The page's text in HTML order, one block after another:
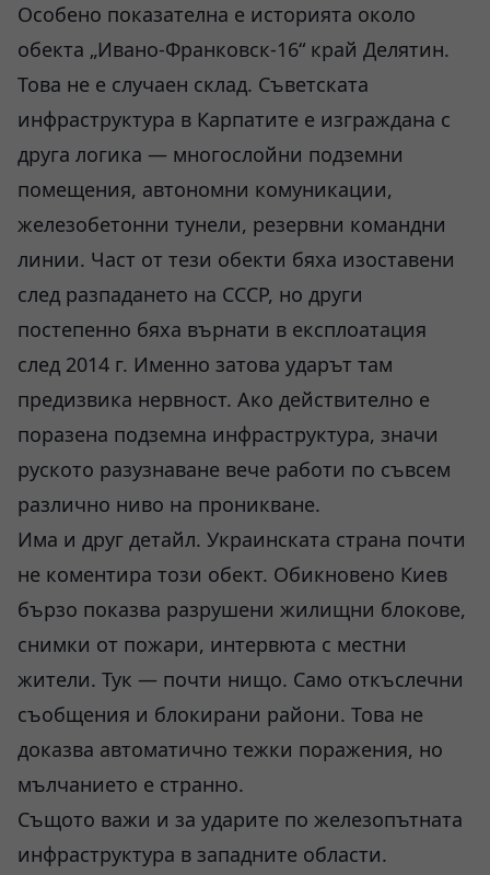
Особено показателна е историята около
обекта „Ивано-Франковск-16“ край Делятин.
Това не е случаен склад. Съветската
инфраструктура в Карпатите е изграждана с
друга логика — многослойни подземни
помещения, автономни комуникации,
железобетонни тунели, резервни командни
линии. Част от тези обекти бяха изоставени
след разпадането на СССР, но други
постепенно бяха върнати в експлоатация
след 2014 г. Именно затова ударът там
предизвика нервност. Ако действително е
поразена подземна инфраструктура, значи
руското разузнаване вече работи по съвсем
различно ниво на проникване.
Има и друг детайл. Украинската страна почти
не коментира този обект. Обикновено Киев
бързо показва разрушени жилищни блокове,
снимки от пожари, интервюта с местни
жители. Тук — почти нищо. Само откъслечни
съобщения и блокирани райони. Това не
доказва автоматично тежки поражения, но
мълчанието е странно.
Същото важи и за ударите по железопътната
инфраструктура в западните области.